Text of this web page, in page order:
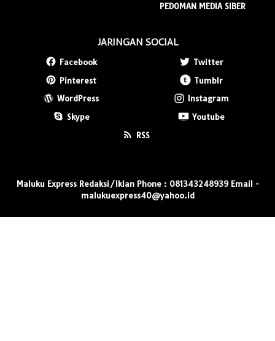
PEDOMAN MEDIA SIBER
JARINGAN SOCIAL
Facebook
Twitter
Pinterest
Tumblr
WordPress
Instagram
Skype
Youtube
RSS
Maluku Express Redaksi/Iklan Phone : 081343248939 Email -
malukuexpress40@yahoo.id